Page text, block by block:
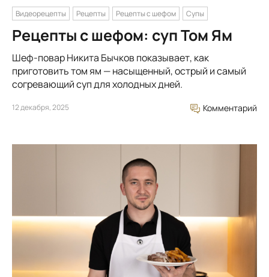
Видеорецепты Рецепты Рецепты с шефом Супы
Рецепты с шефом: суп Том Ям
Шеф-повар Никита Бычков показывает, как
приготовить том ям — насыщенный, острый и самый
согревающий суп для холодных дней.
12 декабря, 2025 Комментарий